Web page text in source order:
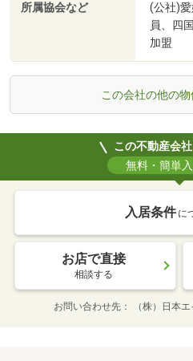
所属協会など
(公社)
員、四
加盟
この会社の他の
この不動産会
無料・簡単
入居条件 に
お店で直接
相談する
お問い合わせ先 （株）日本